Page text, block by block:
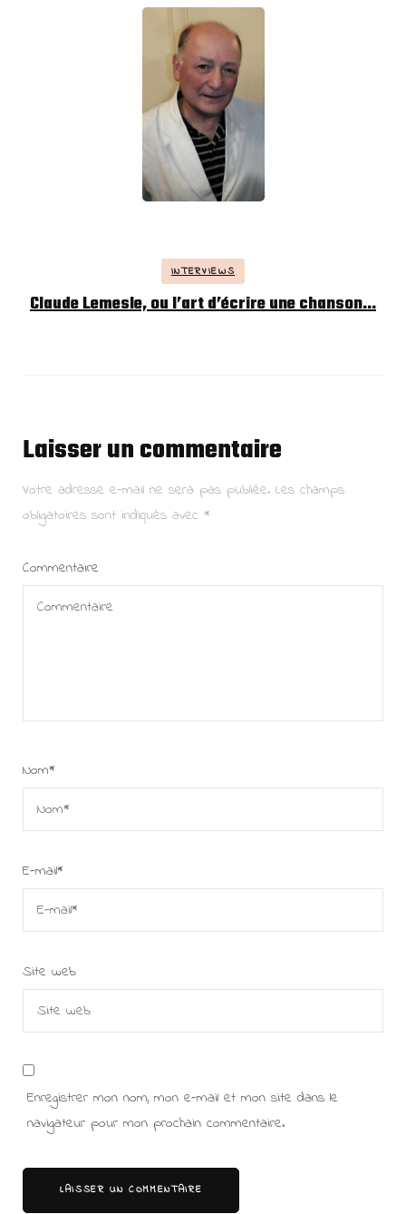
INTERVIEWS
Claude Lemesle, ou l’art d’écrire une chanson…
Laisser un commentaire
Votre adresse e-mail ne sera pas publiée. Les champs
obligatoires sont indiqués avec *
Commentaire
Nom*
E-mail*
Site web
Enregistrer mon nom, mon e-mail et mon site dans le
navigateur pour mon prochain commentaire.